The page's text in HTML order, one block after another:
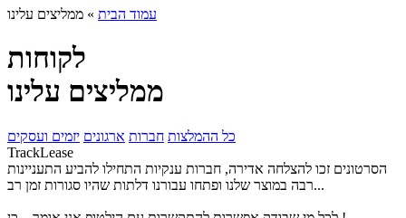
עמוד הבית » ממליצים עלינו
לקוחות
ממליצים עלינו
כל ההמלצות חברות ארגונים יזמים ועסקים
TrackLease
הסרטונים זכו להצלחה אדירה, חברות ענקיות התחילו להביע התעניינות
רבה במוצר שלנו ופתחו עבורנו דלתות שהיו סגורות זמן רב...